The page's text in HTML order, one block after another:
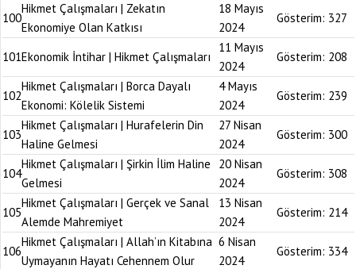
100
Hikmet Çalışmaları | Zekatın
Ekonomiye Olan Katkısı
18 Mayıs
2024
Gösterim: 327
101Ekonomik İntihar | Hikmet Çalışmaları
11 Mayıs
2024
Gösterim: 208
102
Hikmet Çalışmaları | Borca Dayalı
Ekonomi: Kölelik Sistemi
4 Mayıs
2024
Gösterim: 239
103
Hikmet Çalışmaları | Hurafelerin Din
Haline Gelmesi
27 Nisan
2024
Gösterim: 300
104
Hikmet Çalışmaları | Şirkin İlim Haline
Gelmesi
20 Nisan
2024
Gösterim: 308
105
Hikmet Çalışmaları | Gerçek ve Sanal
Alemde Mahremiyet
13 Nisan
2024
Gösterim: 214
106
Hikmet Çalışmaları | Allah’ın Kitabına
Uymayanın Hayatı Cehennem Olur
6 Nisan
2024
Gösterim: 334